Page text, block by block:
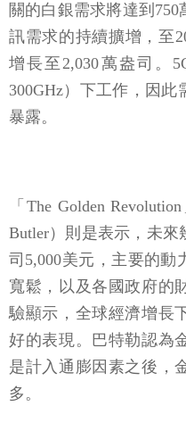
關的白銀需求將達到
訊需求的持續擴增，至
增長至2,030萬盎司。
300GHz）下工作，因
暴露。
「The Golden
Butler）則是表示，未
司5,000美元，主要的動
寬鬆，以及各國政府的
驗顯示，全球經濟增長
好的表現。巴特勒認為
是計入通膨因素之後，
多。